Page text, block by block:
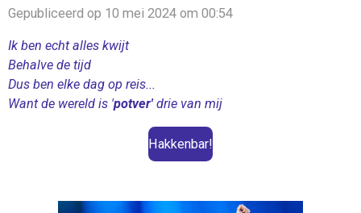
Gepubliceerd op 10 mei 2024 om 00:54
Ik ben echt alles kwijt
Behalve de tijd
Dus ben elke dag op reis...
Want de wereld is 'potver'drie van mij
Hakkenbar!